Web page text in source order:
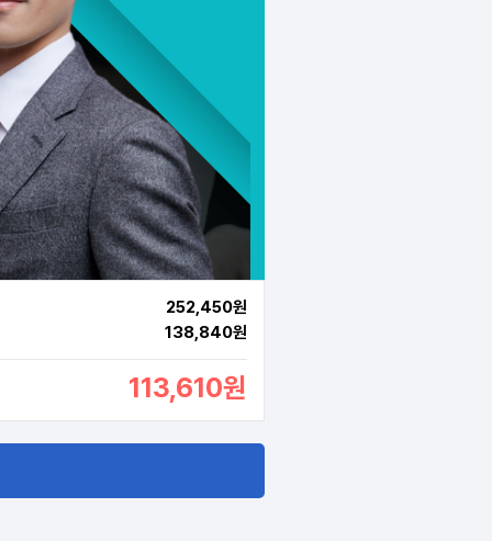
252,450원
138,840원
113,610원